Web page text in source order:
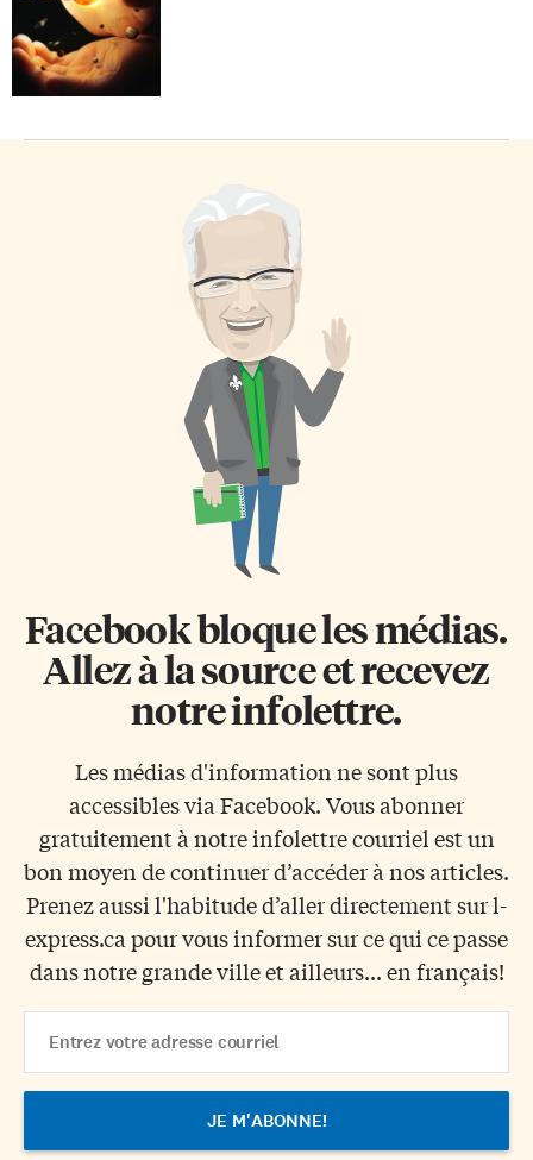
Facebook bloque les médias.
Allez à la source et recevez
notre infolettre.
Les médias d'information ne sont plus
accessibles via Facebook. Vous abonner
gratuitement à notre infolettre courriel est un
bon moyen de continuer d’accéder à nos articles.
Prenez aussi l'habitude d’aller directement sur l-
express.ca pour vous informer sur ce qui ce passe
dans notre grande ville et ailleurs... en français!
Address